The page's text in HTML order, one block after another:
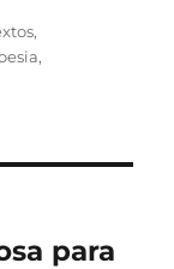
,
,
para